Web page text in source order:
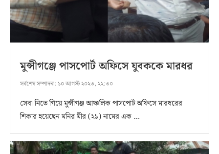
মুন্সীগঞ্জে পাসপোর্ট অফিসে যুবককে মারধর
সর্বশেষ সম্পাদনা: ১০ আগস্ট ২০২৩, ২২:৩০
সেবা নিতে গিয়ে মুন্সীগঞ্জ আঞ্চলিক পাসপোর্ট অফিসে মারধরের
শিকার হয়েছেন মনির মীর (২১) নামের এক …